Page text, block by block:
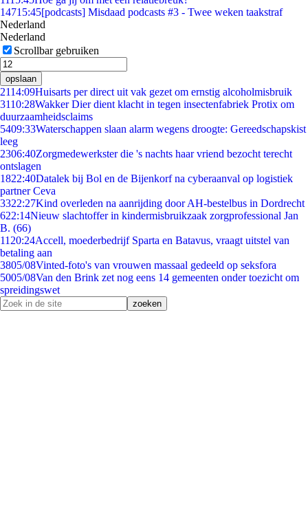
14715:45[podcasts] Misdaad podcasts #3 - Twee weken taakstraf
Nederland
Nederland
Scrollbar gebruiken
opslaan
2114:09Huisarts per direct uit vak gezet om ernstig alcoholmisbruik
3110:28Wakker Dier dient klacht in tegen insectenfabriek Protix om
duurzaamheidsclaims
5409:33Waterschappen slaan alarm wegens droogte: Gereedschapskist
leeg
2306:40Zorgmedewerkster die 's nachts haar vriend bezocht terecht
ontslagen
1822:40Datalek bij Bol en de Bijenkorf na cyberaanval op logistiek
partner Ceva
3322:27Kind overleden na aanrijding door AH-bestelbus in Dordrecht
622:14Nieuw slachtoffer in kindermisbruikzaak zorgprofessional Jan
B. (66)
11 20:24Accell, moederbedrijf Sparta en Batavus, vraagt uitstel van
betaling aan
3805/08Vinted-foto's van vrouwen massaal gedeeld op seksfora
5005/08Van den Brink zet nog eens 14 gemeenten onder toezicht om
spreidingswet